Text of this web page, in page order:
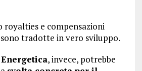
e compensazioni
tradotte in vero sviluppo.
, invece, potrebbe